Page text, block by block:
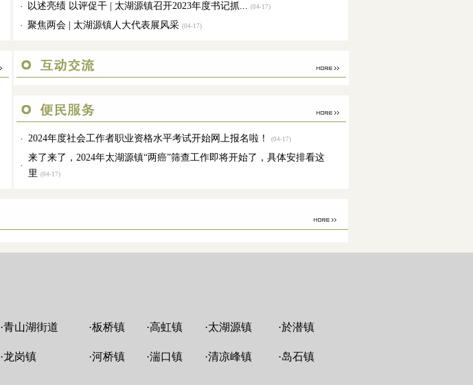
· 以述亮绩 以评促干 | 太湖源镇召开2023年度书记抓... (04-17)
· 聚焦两会 | 太湖源镇人大代表展风采 (04-17)
· 2024年度社会工作者职业资格水平考试开始网上报名啦！ (04-17)
·
来了来了，2024年太湖源镇“两癌”筛查工作即将开始了，具体安排看这
里 (04-17)
·青山湖街道 ·板桥镇 ·高虹镇 ·太湖源镇 ·於潜镇
·龙岗镇 ·河桥镇 ·湍口镇 ·清凉峰镇 ·岛石镇